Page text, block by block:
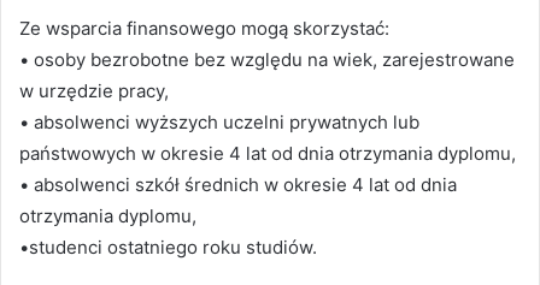
Ze wsparcia finansowego mogą skorzystać:
• osoby bezrobotne bez względu na wiek, zarejestrowane
w urzędzie pracy,
• absolwenci wyższych uczelni prywatnych lub
państwowych w okresie 4 lat od dnia otrzymania dyplomu,
• absolwenci szkół średnich w okresie 4 lat od dnia
otrzymania dyplomu,
•studenci ostatniego roku studiów.